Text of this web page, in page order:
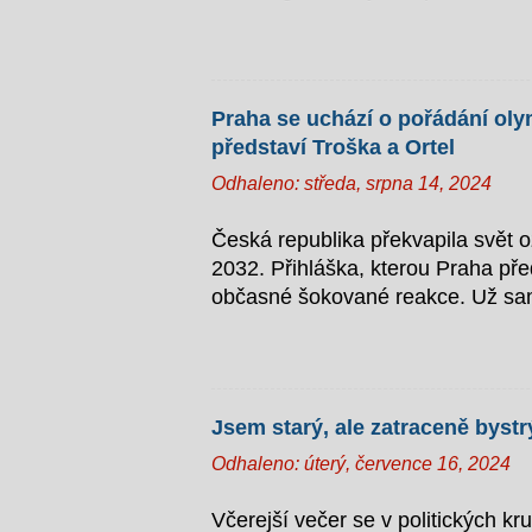
dlouho slibovanému finančnímu
levnou pracovní silou. „Chceme
zaměstnání najednou – teď to
sabotážechtivý Superman
Praha se uchází o pořádání
představí Troška a Ortel
Odhaleno: středa, srpna 14, 2024
Česká republika překvapila svět
2032. Přihláška, kterou Praha
občasné šokované reakce. Už
informací bude slavnostní
zatímco větší výpravy budou
dispozici šlapadla. A co s těmi
Jsem starý, ale zatraceně
Odhaleno: úterý, července 16, 2024
Včerejší večer se v politických